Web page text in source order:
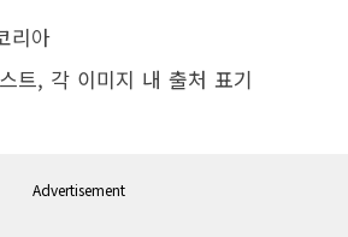
리아
트, 각 이미지 내 출처 표기
Advertisement